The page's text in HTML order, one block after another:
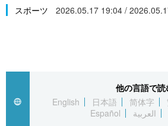
カテゴリー
経済・ビジネス
国際
トップ
アーカイブ
In-depth
Japan Data
スポーツ 2026.05.17 19:04 /
他の言語で読
English
日本語 简体字
Español
العربية